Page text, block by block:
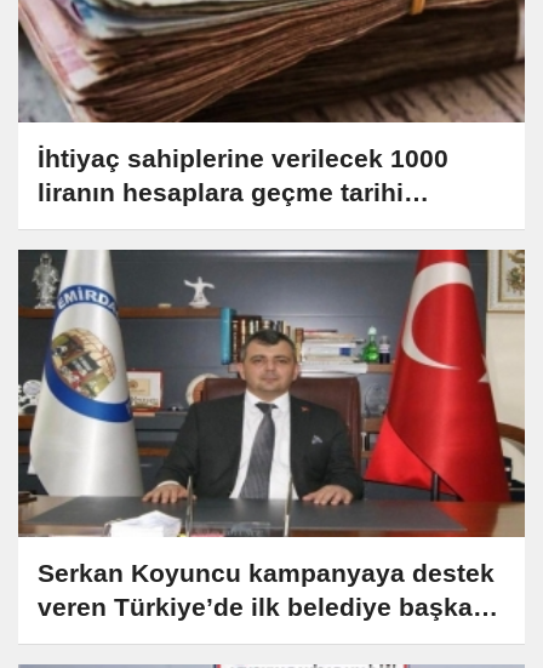
İhtiyaç sahiplerine verilecek 1000
liranın hesaplara geçme tarihi
açıklandı
Serkan Koyuncu kampanyaya destek
veren Türkiye’de ilk belediye başkanı
oldu